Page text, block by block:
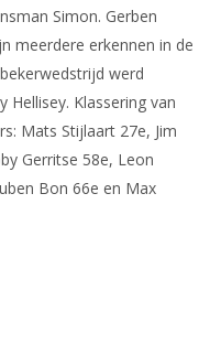
Simon. Gerben
meerdere erkennen in de
werd
Hellisey. Klassering van
Mats Stijlaart 27e, Jim
Gerritse 58e, Leon
Bon 66e en Max